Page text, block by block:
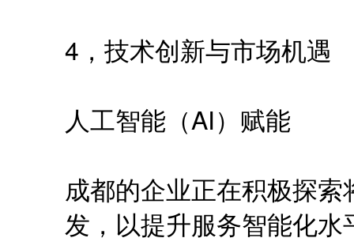
4，技术创新与市场机遇
人工智能（AI）赋能
成都的企业正在积极探
发，以提升服务智能化